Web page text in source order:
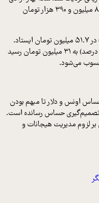
نیز با افزایش ۸۷۰ هزار تومانی (۰.۹۸ درصد) ۸۹ میلیون و ۳۹۰ هزار تومان
نیم سکه با رشد ۷۰۰ هزار تومانی (۱.۳۷ درصد) در ۵۱.۷ میلیون تومان ایستاد.
ربع سکه هم با افزایش ۴۰۰ هزار تومانی (۱.۳۱ درصد) به ۳۱ میلیون تومان رسید
می‌شود.
اونس و دلار تا مبهم بودن
تصمیم‌گیری حساس رسانده است.
بر لزوم مدیریت هیجانات و